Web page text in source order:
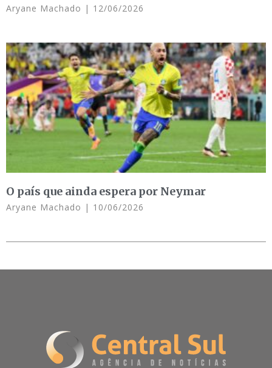
Aryane Machado 12/06/2026
O país que ainda espera por Neymar
Aryane Machado 10/06/2026